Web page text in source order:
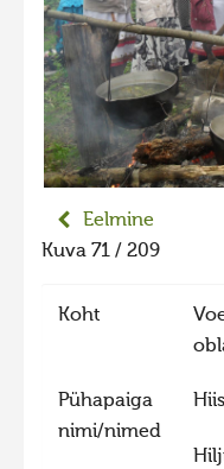
Hiite kuvavõistlus
Hiite kuvavõistlus
Liikuvad kuvad
Hiite kuvavõistlus
Liikuvad kuvad
Hiite kuvavõistlus
Hiite kuvavõistlus
Hiite kuvavõistlus
Eelmine
Kuva 71 / 209
Koht
Pühapaiga
nimi/nimed
Hiis